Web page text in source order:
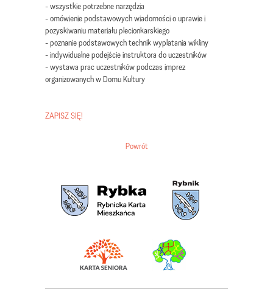
- wszystkie potrzebne narzędzia
- omówienie podstawowych wiadomości o uprawie i
pozyskiwaniu materiału plecionkarskiego
- poznanie podstawowych technik wyplatania wikliny
- indywidualne podejście instruktora do uczestników
- wystawa prac uczestników podczas imprez
organizowanych w Domu Kultury
ZAPISZ SIĘ!
Powrót